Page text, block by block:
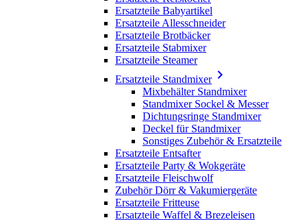
Ersatzteile Babyartikel
Ersatzteile Allesschneider
Ersatzteile Brotbäcker
Ersatzteile Stabmixer
Ersatzteile Steamer
Ersatzteile Standmixer
Mixbehälter Standmixer
Standmixer Sockel & Messer
Dichtungsringe Standmixer
Deckel für Standmixer
Sonstiges Zubehör & Ersatzteile
Ersatzteile Entsafter
Ersatzteile Party & Wokgeräte
Ersatzteile Fleischwolf
Zubehör Dörr & Vakumiergeräte
Ersatzteile Fritteuse
Ersatzteile Waffel & Brezeleisen